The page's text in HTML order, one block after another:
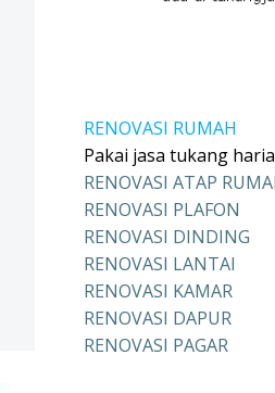
RENOVASI RUMAH
Pakai jasa tukang
RENOVASI ATAP
RENOVASI PLAFON
RENOVASI DINDING
RENOVASI LANTAI
RENOVASI KAMAR
RENOVASI DAPUR
RENOVASI PAGAR